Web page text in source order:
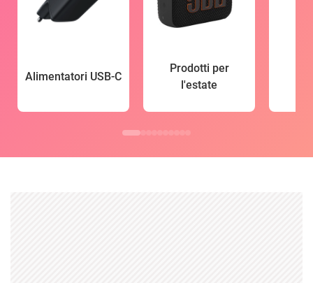
Alimentatori USB-C
Prodotti per
l'estate